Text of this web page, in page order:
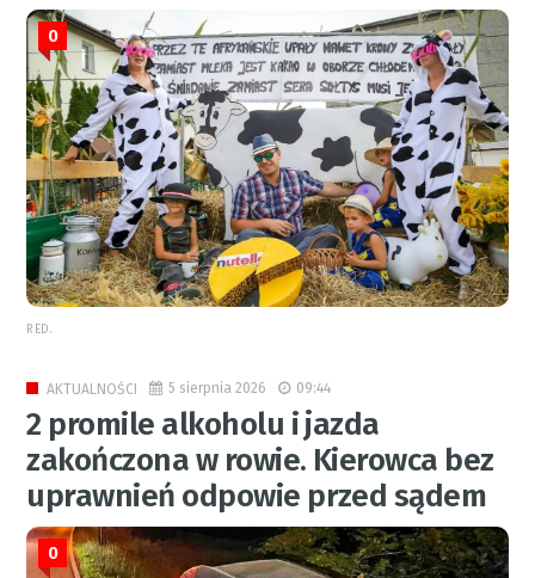
0
RED.
AKTUALNOŚCI 5 sierpnia 2026 09:44
2 promile alkoholu i jazda
zakończona w rowie. Kierowca bez
uprawnień odpowie przed sądem
0